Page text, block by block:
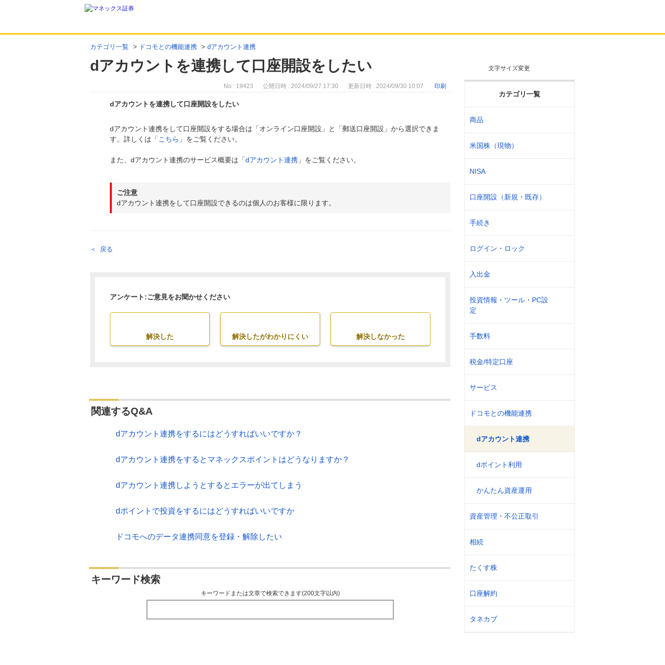
カテゴリ一覧 > ドコモとの機能連携 > dアカウント連携
dアカウントを連携して口座開設をしたい 文字サイズ変更
カテゴリ一覧
商品
米国株（現物）
NISA
口座開設（新規・既存）
手続き
ログイン・ロック
入出金
投資情報・ツール・PC設
定
手数料
税金/特定口座
サービス
ドコモとの機能連携
dアカウント連携
dポイント利用
かんたん資産運用
資産管理・不公正取引
相続
たくす株
口座解約
タネカブ
No : 19423 公開日時 : 2024/09/27 17:30 更新日時 : 2024/09/30 10:07 印刷
dアカウントを連携して口座開設をしたい
回答
dアカウント連携をして口座開設をする場合は「オンライン口座開設」と「郵送口座開設」から選択できま
す。詳しくは「 こちら 」をご覧ください。
また、dアカウント連携のサービス概要は「dアカウント連携 」をご覧ください。
ご注意
dアカウント連携をして口座開設できるのは個人のお客様に限ります。
戻る
アンケート:ご意見をお聞かせください
解決した 解決したがわかりにくい 解決しなかった
関連するQ&A
dアカウント連携をするにはどうすればいいですか？
dアカウント連携をするとマネックスポイントはどうなりますか？
dアカウント連携しようとするとエラーが出てしまう
dポイントで投資をするにはどうすればいいですか
ドコモへのデータ連携同意を登録・解除したい
キーワード検索
キーワードまたは文章で検索できます(200文字以内)